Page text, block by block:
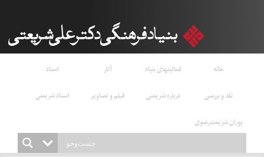
خانه فعالیتهای بنیاد آثار
اسناد
نقد و بررسی
درباره شریعتی فیلم و تصاویر
استاد شریعتی
پوران شریعت‌رضوی